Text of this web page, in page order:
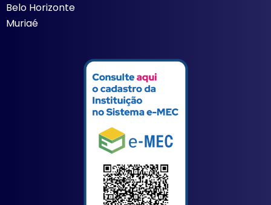
Belo Horizonte
Muriaé